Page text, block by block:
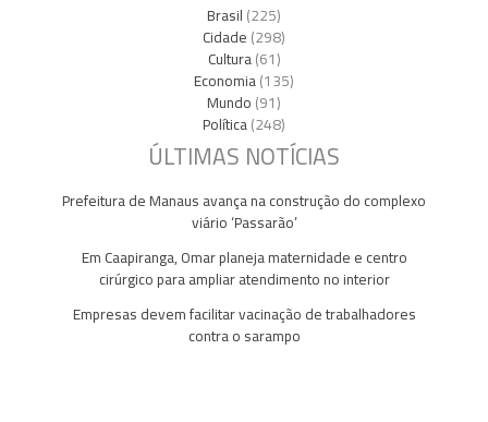
Brasil(225)
Cidade(298)
Cultura(61)
Economia(135)
Mundo(91)
Política(248)
ÚLTIMAS NOTÍCIAS
Prefeitura de Manaus avança na construção do complexo
viário ‘Passarão’
Em Caapiranga, Omar planeja maternidade e centro
cirúrgico para ampliar atendimento no interior
Empresas devem facilitar vacinação de trabalhadores
contra o sarampo